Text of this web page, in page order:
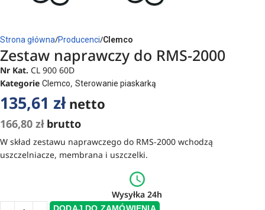
Strona główna Producenci Clemco
Zestaw naprawczy do RMS-2000
Nr Kat. CL 900 60D
Kategorie Clemco, Sterowanie piaskarką
135,61 złnetto
166,80 złbrutto
W skład zestawu naprawczego do RMS-2000 wchodzą
uszczelniacze, membrana i uszczelki.
Wysyłka 24h